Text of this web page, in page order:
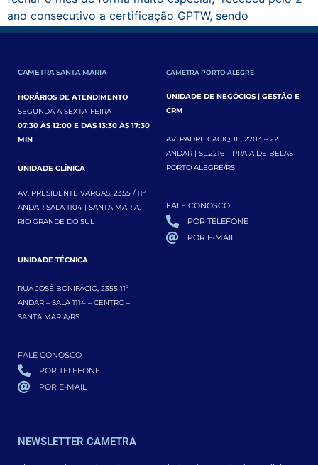
ano consecutivo a certificação GPTW, sendo
considerada um excelente lugar […]
CAMETRA SANTA MARIA
HORÁRIOS DE ATENDIMENTO
SEGUNDA A SEXTA-FEIRA
07:30 ÀS 12:00 E DAS 13:30 ÀS 17:30
MIN
UNIDADE CLÍNICA
AV. PRESIDENTE VARGAS, 2355 / 11°
ANDAR SALA 1104 | SANTA MARIA,
RIO GRANDE DO SUL
UNIDADE TÉCNICA
RUA JOSÉ BONIFÁCIO, 2355 11º
ANDAR – SALA 1114 – CENTRO –
SANTA MARIA/RS
FALE CONOSCO
POR TELEFONE
POR E-MAIL
CAMETRA PORTO ALEGRE
UNIDADE DE NEGÓCIOS | GESTÃO E
CRM
AV. PADRE CACIQUE, 2703 – 22
ANDAR | SL.2216 – PRAIA DE BELAS –
PORTO ALEGRE/RS
FALE CONOSCO
POR TELEFONE
POR E-MAIL
NEWSLETTER CAMETRA